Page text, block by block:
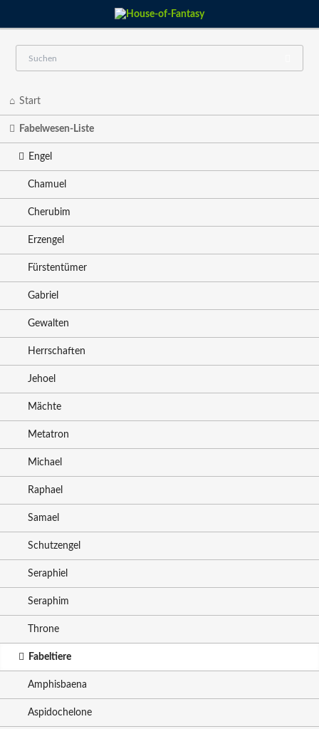
Start
Fabelwesen-Liste
Engel
Chamuel
Cherubim
Erzengel
Fürstentümer
Gabriel
Gewalten
Herrschaften
Jehoel
Mächte
Metatron
Michael
Raphael
Samael
Schutzengel
Seraphiel
Seraphim
Throne
Fabeltiere
Amphisbaena
Aspidochelone